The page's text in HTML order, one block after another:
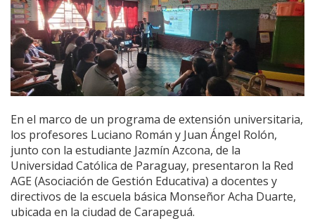
En el marco de un programa de extensión universitaria,
los profesores Luciano Román y Juan Ángel Rolón,
junto con la estudiante Jazmín Azcona, de la
Universidad Católica de Paraguay, presentaron la Red
AGE (Asociación de Gestión Educativa) a docentes y
directivos de la escuela básica Monseñor Acha Duarte,
ubicada en la ciudad de Carapeguá.